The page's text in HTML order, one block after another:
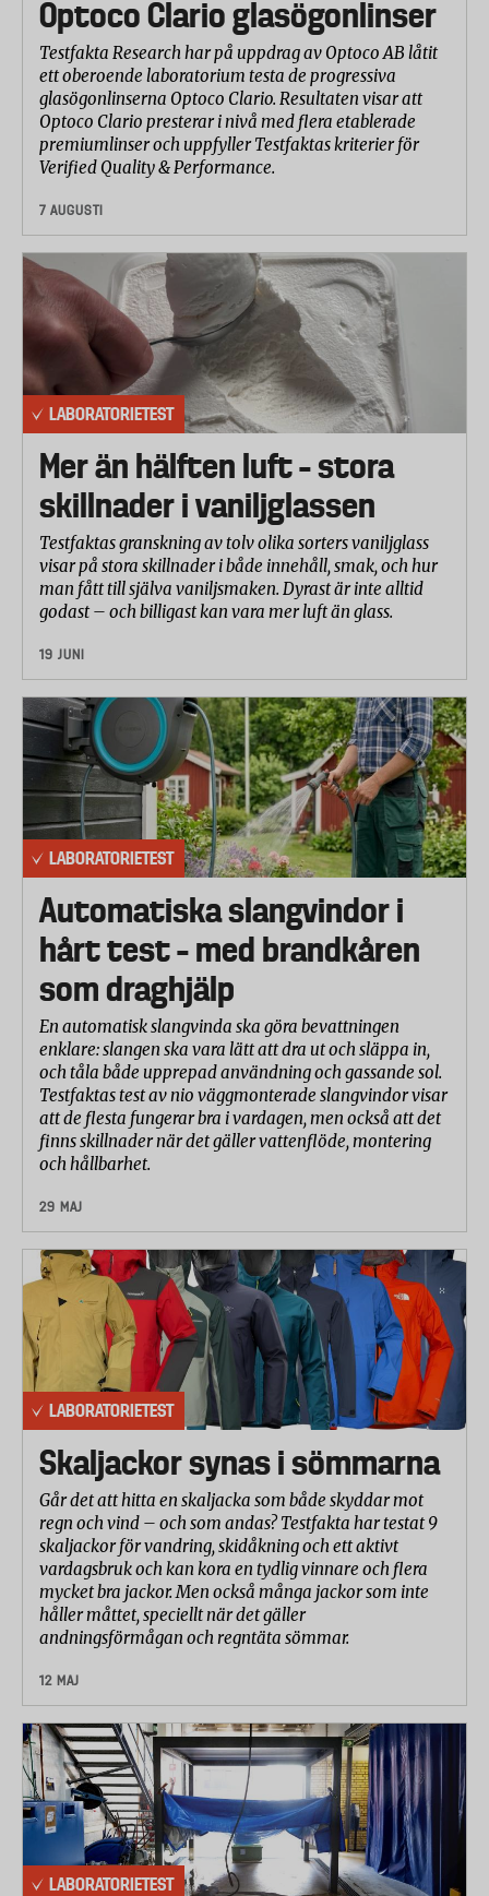
Optoco Clario glasögonlinser
Testfakta Research har på uppdrag av Optoco AB låtit
ett oberoende laboratorium testa de progressiva
glasögonlinserna Optoco Clario. Resultaten visar att
Optoco Clario presterar i nivå med flera etablerade
premiumlinser och uppfyller Testfaktas kriterier för
Verified Quality & Performance.
7 AUGUSTI
LABORATORIETEST
Mer än hälften luft – stora
skillnader i vaniljglassen
Testfaktas granskning av tolv olika sorters vaniljglass
visar på stora skillnader i både innehåll, smak, och hur
man fått till själva vaniljsmaken. Dyrast är inte alltid
godast – och billigast kan vara mer luft än glass.
19 JUNI
LABORATORIETEST
Automatiska slangvindor i
hårt test – med brandkåren
som draghjälp
En automatisk slangvinda ska göra bevattningen
enklare: slangen ska vara lätt att dra ut och släppa in,
och tåla både upprepad användning och gassande sol.
Testfaktas test av nio väggmonterade slangvindor visar
att de flesta fungerar bra i vardagen, men också att det
finns skillnader när det gäller vattenflöde, montering
och hållbarhet.
29 MAJ
LABORATORIETEST
Skaljackor synas i sömmarna
Går det att hitta en skaljacka som både skyddar mot
regn och vind – och som andas? Testfakta har testat 9
skaljackor för vandring, skidåkning och ett aktivt
vardagsbruk och kan kora en tydlig vinnare och flera
mycket bra jackor. Men också många jackor som inte
håller måttet, speciellt när det gäller
andningsförmågan och regntäta sömmar.
12 MAJ
LABORATORIETEST